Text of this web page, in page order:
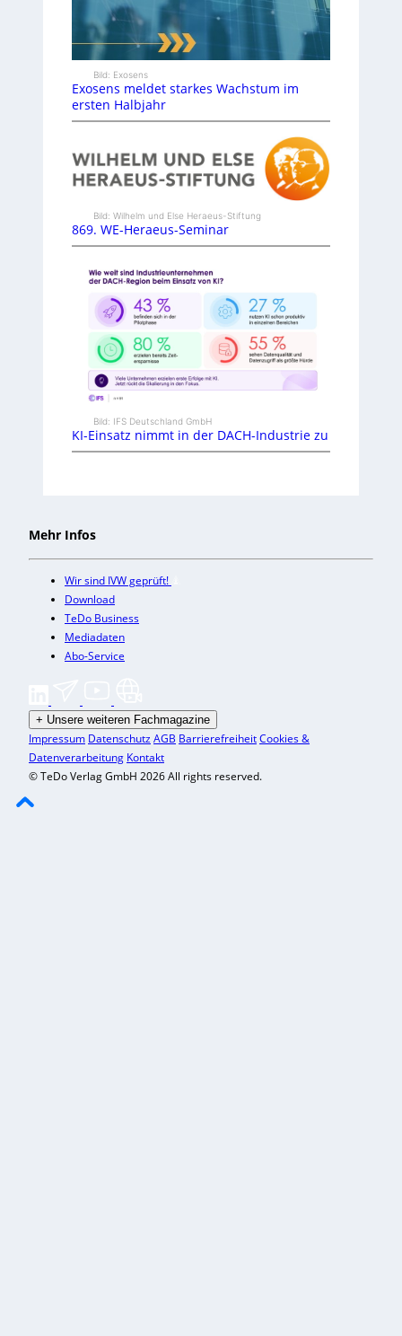
Bild: Exosens
Exosens meldet starkes Wachstum im
ersten Halbjahr
Bild: Wilhelm und Else Heraeus-Stiftung
869. WE-Heraeus-Seminar
Bild: IFS Deutschland GmbH
KI-Einsatz nimmt in der DACH-Industrie zu
Mehr Infos
Wir sind IVW geprüft!
Download
TeDo Business
Mediadaten
Abo-Service
+ Unsere weiteren Fachmagazine
Impressum DatenschutzAGB BarrierefreiheitCookies &
Datenverarbeitung Kontakt
© TeDo Verlag GmbH 2026 All rights reserved.